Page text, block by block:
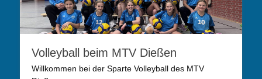
Volleyball beim MTV Dießen
Willkommen bei der Sparte Volleyball des MTV